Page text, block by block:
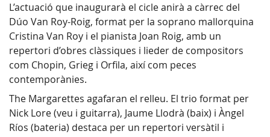
L’actuació que inaugurarà el cicle anirà a càrrec del
Dúo Van Roy-Roig, format per la soprano mallorquina
Cristina Van Roy i el pianista Joan Roig, amb un
repertori d’obres clàssiques i lieder de compositors
com Chopin, Grieg i Orfila, així com peces
contemporànies.
The Margarettes agafaran el relleu. El trio format per
Nick Lore (veu i guitarra), Jaume Llodrà (baix) i Àngel
Ríos (bateria) destaca per un repertori versàtil i